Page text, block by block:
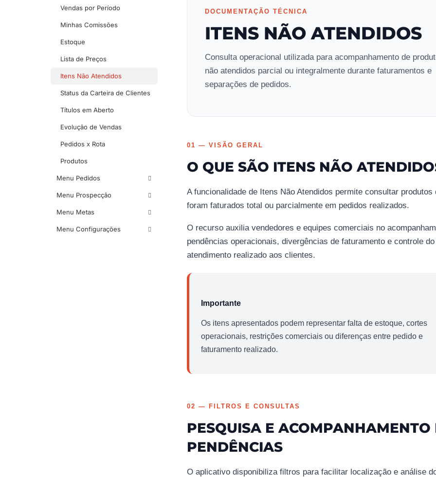
Vendas por Período
Minhas Comissões
Estoque
Lista de Preços
Itens Não Atendidos
Status da Carteira de Clientes
Títulos em Aberto
Evolução de Vendas
Pedidos x Rota
Produtos
Menu Pedidos
Menu Prospecção
Menu Metas
Menu Configurações
DOCUMENTAÇÃO TÉCNICA
ITENS NÃO ATENDIDOS
Consulta operacional utilizada para acompanhamento de
não atendidos parcial ou integralmente durante faturamentos e
separações de pedidos.
01 — VISÃO GERAL
O QUE SÃO ITENS NÃO
A funcionalidade de Itens Não Atendidos permite consultar produtos
foram faturados total ou parcialmente em pedidos realizados.
O recurso auxilia vendedores e equipes comerciais no
pendências operacionais, divergências de faturamento e controle do
atendimento realizado aos clientes.
Importante
Os itens apresentados podem representar falta de estoque, cortes
operacionais, restrições comerciais ou diferenças entre pedido e
faturamento realizado.
02 — FILTROS E CONSULTAS
PESQUISA E ACOMPANHAMENTO
PENDÊNCIAS
O aplicativo disponibiliza filtros para facilitar localização e análise